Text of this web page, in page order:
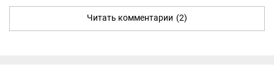
Читать комментарии (2)